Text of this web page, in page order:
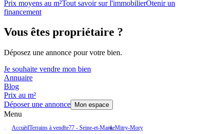
Prix moyens au m²Tout savoir sur l'immobilierOtenir un
financement
Vous êtes propriétaire ?
Déposez une annonce pour votre bien.
Je souhaite vendre mon bien
Annuaire
Blog
Prix au m²
Déposer une annonce
Mon espace
Menu
AccueilTerrains à vendre77 - Seine-et-MarneMitry-Mory